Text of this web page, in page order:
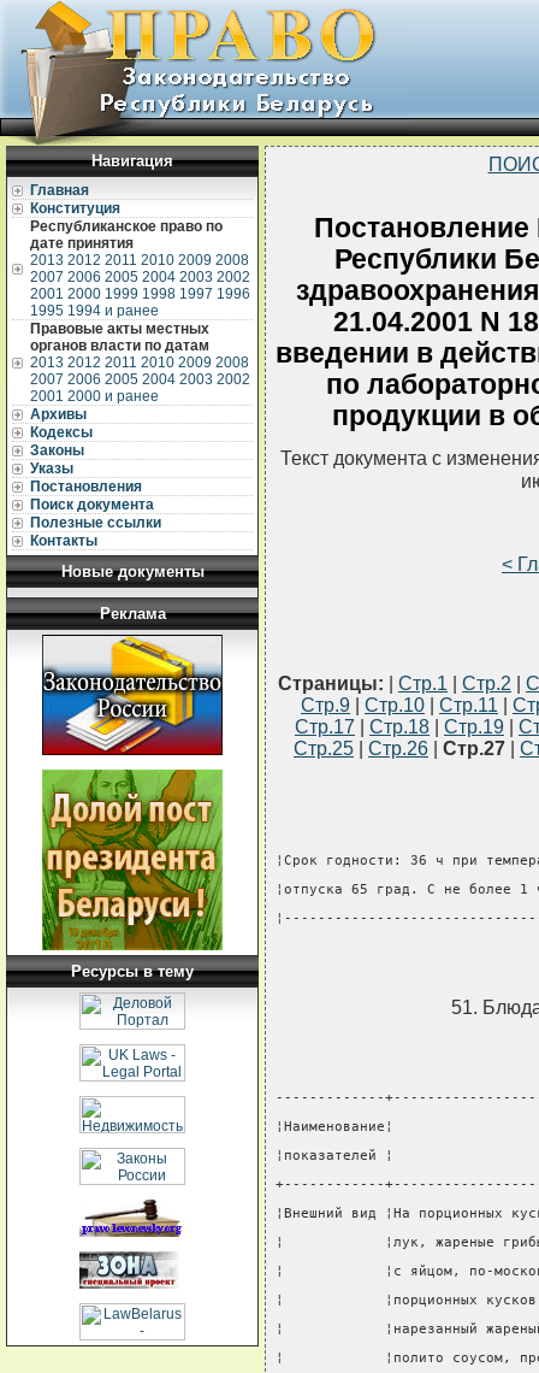
Навигация
Главная
Конституция
Республиканское право по
дате принятия
2013 2012 2011 2010 2009 2008
2007 2006 2005 2004 2003 2002
2001 2000 1999 1998 1997 1996
1995 1994 и ранее
Правовые акты местных
органов власти по датам
2013 2012 2011 2010 2009 2008
2007 2006 2005 2004 2003 2002
2001 2000 и ранее
Архивы
Кодексы
Законы
Указы
Постановления
Поиск документа
Полезные ссылки
Контакты
Новые документы
Реклама
Ресурсы в тему
Постановление
Республики
21.04.2001 N
введении в
по
продукции в
Текст документа с
<
Страницы: Стр.1 Стр.2
Стр.9
Стр.10 Стр.11
Стр.17
Стр.18 Стр.19
Стр.25
Стр.26 Стр.27
¦Срок годности: 36 ч при
¦отпуска 65 град. C не
51.
-------------
¦Наименование¦
¦показателей ¦
+------------
¦Внешний вид ¦На порционных
¦            ¦лук, жареные грибы,
¦            ¦с яйцом, по-
¦            ¦порционных
¦            ¦нарезанный
¦            ¦полито соусом,